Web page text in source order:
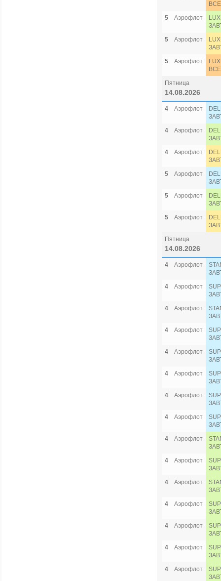
5
Аэрофлот
5
Аэрофлот
5
Аэрофлот
Пятница
14.08.2026
4 Аэрофлот
4
Аэрофлот
4
Аэрофлот
5
Аэрофлот
5
Аэрофлот
5
Аэрофлот
Пятница
14.08.2026
4 Аэрофлот
4
Аэрофлот
4
Аэрофлот
4
Аэрофлот
4
Аэрофлот
4
Аэрофлот
4
Аэрофлот
4
Аэрофлот
4
Аэрофлот
4
Аэрофлот
4
Аэрофлот
4
Аэрофлот
4
Аэрофлот
4
Аэрофлот
4
Аэрофлот